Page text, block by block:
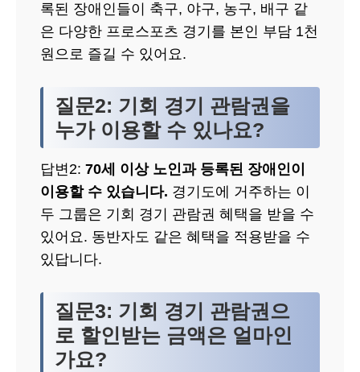
록된 장애인들이 축구, 야구, 농구, 배구 같
은 다양한 프로스포츠 경기를 본인 부담 1천
원으로 즐길 수 있어요.
질문2: 기회 경기 관람권을
누가 이용할 수 있나요?
답변2: 70세 이상 노인과 등록된 장애인이
이용할 수 있습니다. 경기도에 거주하는 이
두 그룹은 기회 경기 관람권 혜택을 받을 수
있어요. 동반자도 같은 혜택을 적용받을 수
있답니다.
질문3: 기회 경기 관람권으
로 할인받는 금액은 얼마인
가요?